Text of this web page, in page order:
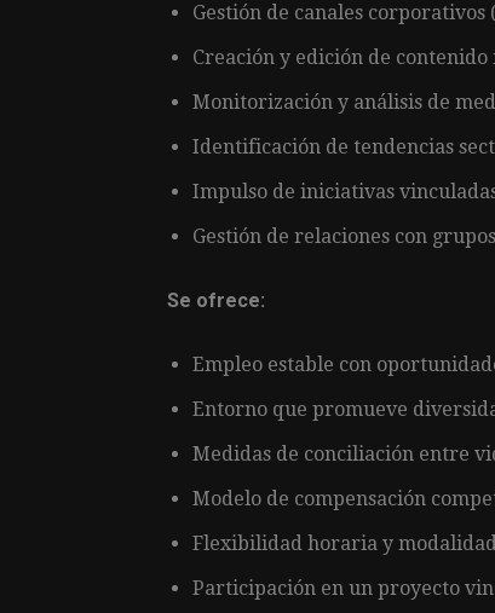
Gestión de canales corporativos
Creación y edición de
Monitorización y análisis de
Identificación de tendencias
Impulso de iniciativas
Gestión de relaciones con
Se ofrece:
Empleo estable con
Entorno que promueve
Medidas de conciliación entre
Modelo de compensación
Flexibilidad horaria y
Participación en un proyecto